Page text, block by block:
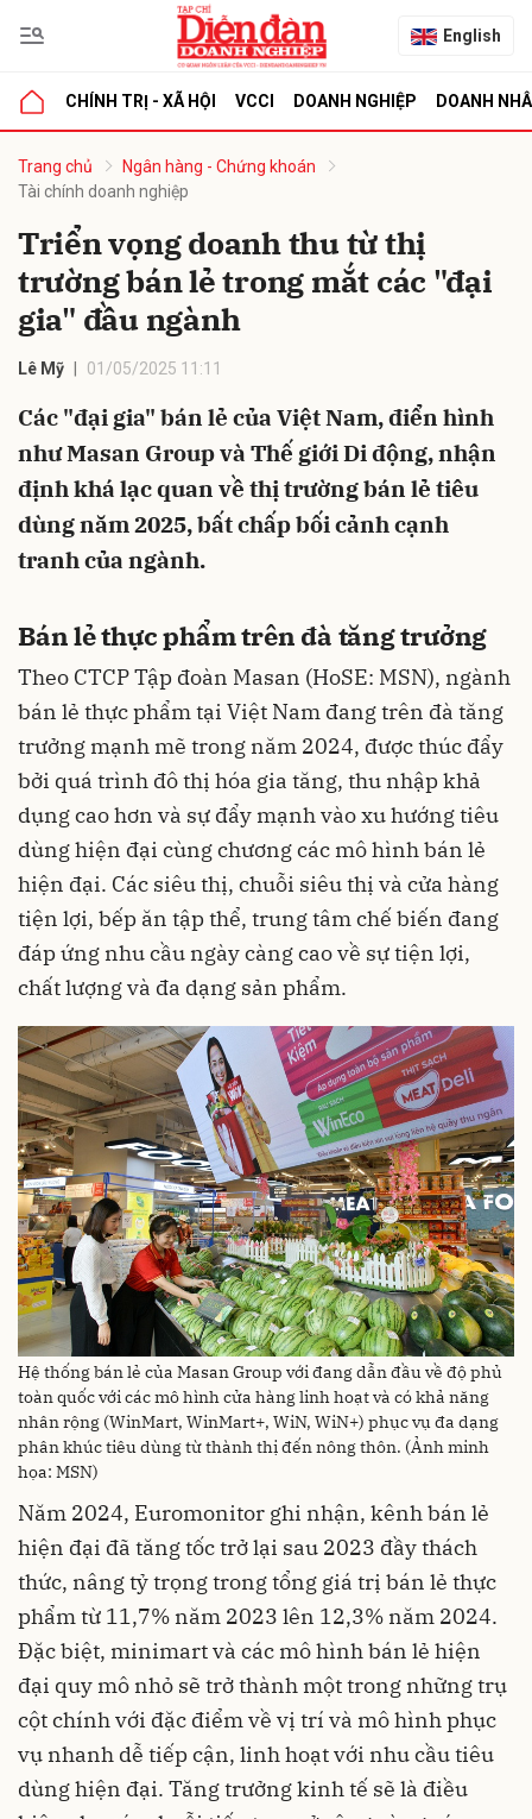
English
CHÍNH TRỊ - XÃ HỘI VCCI DOANH NGHIỆP DOANH
Trang chủ
Ngân hàng - Chứng khoán
Tài chính doanh nghiệp
Triển vọng doanh thu từ thị
trường bán lẻ trong mắt các "đại
gia" đầu ngành
Lê Mỹ 01/05/2025 11:11
Các "đại gia" bán lẻ của Việt Nam, điển hình
như Masan Group và Thế giới Di động, nhận
định khá lạc quan về thị trường bán lẻ tiêu
dùng năm 2025, bất chấp bối cảnh cạnh
tranh của ngành.
Bán lẻ thực phẩm trên đà tăng trưởng
Theo CTCP Tập đoàn Masan (HoSE: MSN), ngành
bán lẻ thực phẩm tại Việt Nam đang trên đà tăng
trưởng mạnh mẽ trong năm 2024, được thúc đẩy
bởi quá trình đô thị hóa gia tăng, thu nhập khả
dụng cao hơn và sự đẩy mạnh vào xu hướng tiêu
dùng hiện đại cùng chương các mô hình bán lẻ
hiện đại. Các siêu thị, chuỗi siêu thị và cửa hàng
tiện lợi, bếp ăn tập thể, trung tâm chế biến đang
đáp ứng nhu cầu ngày càng cao về sự tiện lợi,
chất lượng và đa dạng sản phẩm.
Hệ thống bán lẻ của Masan Group với đang dẫn đầu về độ phủ
toàn quốc với các mô hình cửa hàng linh hoạt và có khả năng
nhân rộng (WinMart, WinMart+, WiN, WiN+) phục vụ đa dạng
phân khúc tiêu dùng từ thành thị đến nông thôn. (Ảnh minh
họa: MSN)
Năm 2024, Euromonitor ghi nhận, kênh bán lẻ
hiện đại đã tăng tốc trở lại sau 2023 đầy thách
thức, nâng tỷ trọng trong tổng giá trị bán lẻ thực
phẩm từ 11,7% năm 2023 lên 12,3% năm 2024.
Đặc biệt, minimart và các mô hình bán lẻ hiện
đại quy mô nhỏ sẽ trở thành một trong những trụ
cột chính với đặc điểm về vị trí và mô hình phục
vụ nhanh dễ tiếp cận, linh hoạt với nhu cầu tiêu
dùng hiện đại. Tăng trưởng kinh tế sẽ là điều
luận